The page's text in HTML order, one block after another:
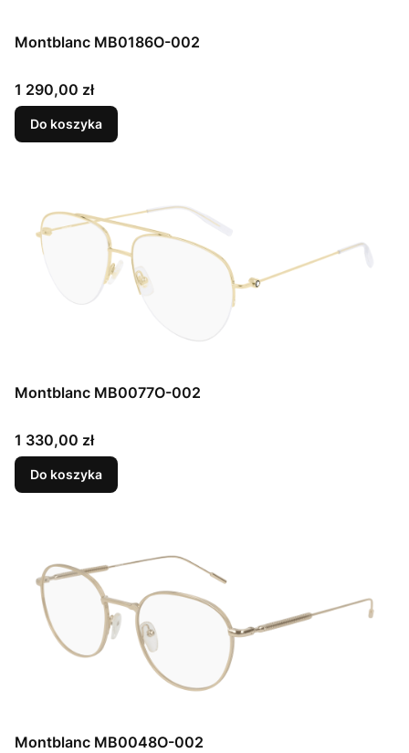
Montblanc MB0186O-002
Cena
1 290,00 zł
Do koszyka
Montblanc MB0077O-002
Cena
1 330,00 zł
Do koszyka
Montblanc MB0048O-002